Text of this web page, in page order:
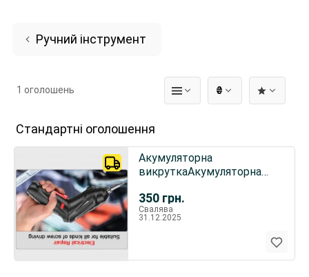
Ручний інструмент
₴
1 оголошень
Стандартні оголошення
350 грн.
Акумуляторна
викруткаАкумуляторна
Свалява
31.12.2025